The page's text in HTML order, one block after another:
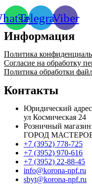
лат.
Н-
В
TelegramViber
Информация
Политика
Согласие на обработку
Политика обработки
Контакты
Юридический
ул Космическая 24
Розничный
ГОРОД МАСТЕРОВ,
+7 (3952) 778-725
+7 (3952) 970-616
+7 (3952) 22-88-45
info@korona-npf.ru
sbyt@korona-npf.ru